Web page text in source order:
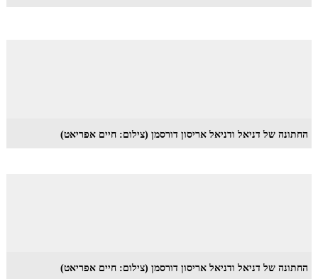
החתונה של דניאל ודניאל אריסון דורסמן (צילום: חיים אפריאט)
החתונה של דניאל ודניאל אריסון דורסמן (צילום: חיים אפריאט)